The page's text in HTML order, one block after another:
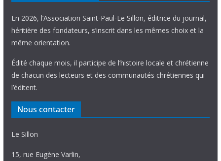
En 2026, l’Association Saint-Paul-Le Sillon, éditrice du journal,
héritière des fondateurs, s’inscrit dans les mêmes choix et la
même orientation.
Édité chaque mois, il participe de l’histoire locale et chrétienne
de chacun des lecteurs et des communautés chrétiennes qui
l’éditent.
Nous contacter
Le Sillon
15, rue Eugène Varlin,